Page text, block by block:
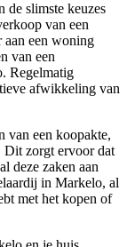
de slimste keuzes
van een
een woning
van een
Regelmatig
afwikkeling van
van een koopakte,
Dit zorgt ervoor dat
deze zaken aan
in Markelo, al
met het kopen of